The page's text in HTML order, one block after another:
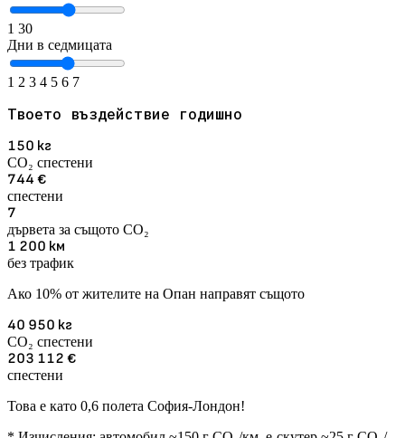
1 30
Дни в седмицата
1 2 3 4 5 6 7
Твоето въздействие годишно
150 кг
CO₂ спестени
744 €
спестени
7
дървета за същото CO₂
1 200 км
без трафик
Ако 10% от жителите на Опан направят същото
40 950 кг
CO₂ спестени
203 112 €
спестени
Това е като 0,6 полета София-Лондон!